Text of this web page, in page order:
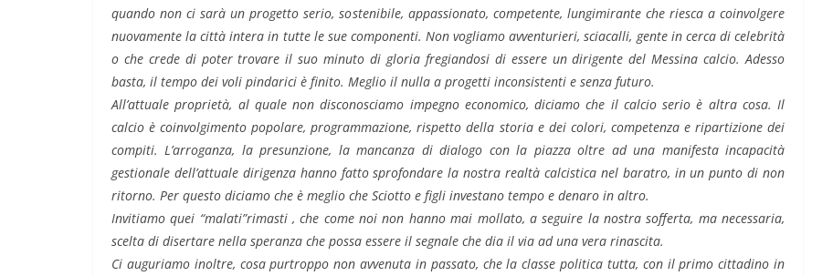
quando non ci sarà un progetto serio, sostenibile, appassionato, competente, lungimirante che riesca a coinvolgere
nuovamente la città intera in tutte le sue componenti. Non vogliamo avventurieri, sciacalli, gente in cerca di celebrità
o che crede di poter trovare il suo minuto di gloria fregiandosi di essere un dirigente del Messina calcio. Adesso
basta, il tempo dei voli pindarici è finito. Meglio il nulla a progetti inconsistenti e senza futuro.
All’attuale proprietà, al quale non disconosciamo impegno economico, diciamo che il calcio serio è altra cosa. Il
calcio è coinvolgimento popolare, programmazione, rispetto della storia e dei colori, competenza e ripartizione dei
compiti. L’arroganza, la presunzione, la mancanza di dialogo con la piazza oltre ad una manifesta incapacità
gestionale dell’attuale dirigenza hanno fatto sprofondare la nostra realtà calcistica nel baratro, in un punto di non
ritorno. Per questo diciamo che è meglio che Sciotto e figli investano tempo e denaro in altro.
Invitiamo quei “malati”rimasti , che come noi non hanno mai mollato, a seguire la nostra sofferta, ma necessaria,
scelta di disertare nella speranza che possa essere il segnale che dia il via ad una vera rinascita.
Ci auguriamo inoltre, cosa purtroppo non avvenuta in passato, che la classe politica tutta, con il primo cittadino in